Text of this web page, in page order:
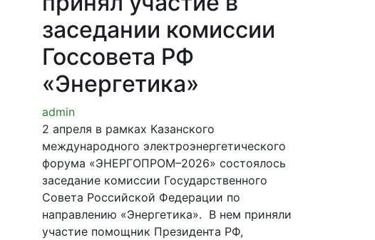
заседании комиссии
Госсовета РФ
«Энергетика»
admin
2 апреля в рамках Казанского
международного электроэнергетического
форума «ЭНЕРГОПРОМ–2026» состоялось
заседание комиссии Государственного
Совета Российской Федерации по
направлению «Энергетика». В нем приняли
участие помощник Президента РФ,